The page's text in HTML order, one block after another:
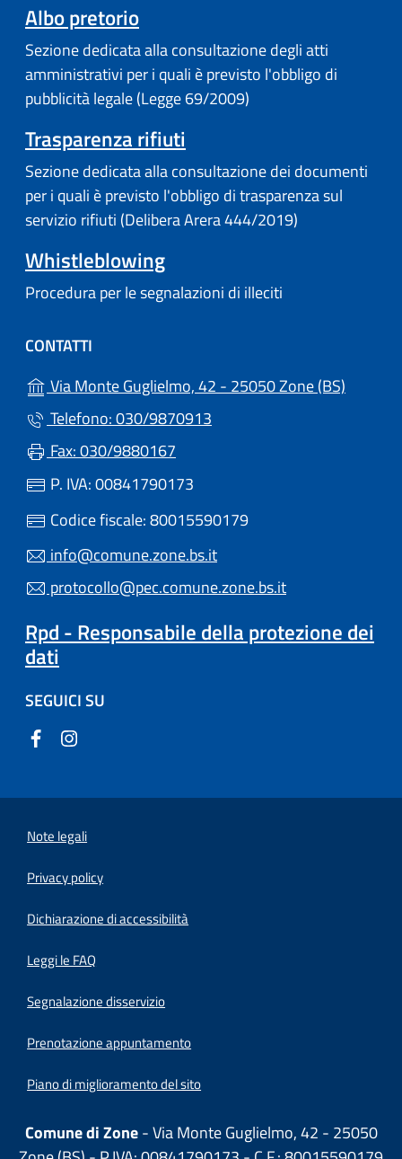
Albo pretorio
Sezione dedicata alla consultazione degli atti
amministrativi per i quali è previsto l'obbligo di
pubblicità legale (Legge 69/2009)
Trasparenza rifiuti
Sezione dedicata alla consultazione dei documenti
per i quali è previsto l'obbligo di trasparenza sul
servizio rifiuti (Delibera Arera 444/2019)
Whistleblowing
Procedura per le segnalazioni di illeciti
CONTATTI
Via Monte Guglielmo, 42 - 25050 Zone (BS)
Telefono: 030/9870913
Fax: 030/9880167
P. IVA: 00841790173
Codice fiscale: 80015590179
info@comune.zone.bs.it
protocollo@pec.comune.zone.bs.it
Rpd - Responsabile della protezione dei
dati
SEGUICI SU
Note legali
Privacy policy
Dichiarazione di accessibilità
Leggi le FAQ
Segnalazione disservizio
Prenotazione appuntamento
Piano di miglioramento del sito
Comune di Zone- Via Monte Guglielmo, 42 - 25050